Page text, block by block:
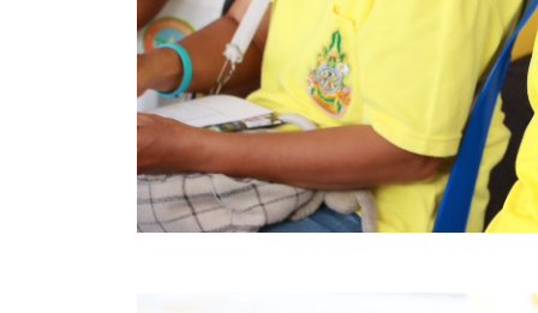
ข้อบัญญัติงบประมาณรายจ่ายประจำปี ของ อบจ.สุ
ข้อบัญญัติอื่นๆ ของ อบจ.สุพรรณบุรี
รายงานการประชุมสภา อบจ.สุพรรณบุรี
รายงานรายรับรายจ่าย อบจ.สุพรรณบุรี
รายงานการติดตามและประเมินผลแผนพัฒนาท้อง